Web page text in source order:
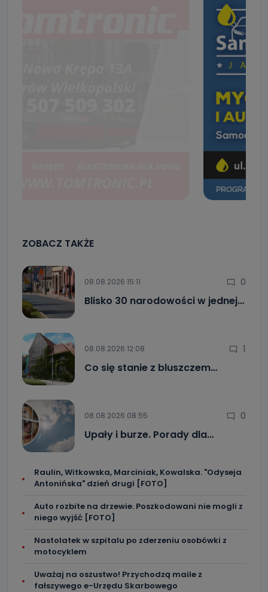
ZOBACZ TAKŻE
08.08.2026 15:11 0
Blisko 30 narodowości w jednej…
08.08.2026 12:08 1
Co się stanie z bluszczem…
08.08.2026 08:55 0
Upały i burze. Porady dla…
Raulin, Witkowska, Marciniak, Kowalska. "Odyseja
Antonińska" dzień drugi [FOTO]
Auto rozbite na drzewie. Poszkodowani nie mogli z
niego wyjść [FOTO]
Nastolatek w szpitalu po zderzeniu osobówki z
motocyklem
Uważaj na oszustwo! Przychodzą maile z
fałszywego e-Urzędu Skarbowego